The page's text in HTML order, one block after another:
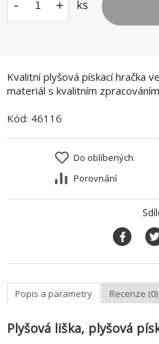
Kvalitní plyšová pískací hračka
materiál s kvalitním
- + ks
Kód: 46116
Do oblíbených
Porovnání
Popis a parametry Recenze (0)
Plyšová liška, plyšová